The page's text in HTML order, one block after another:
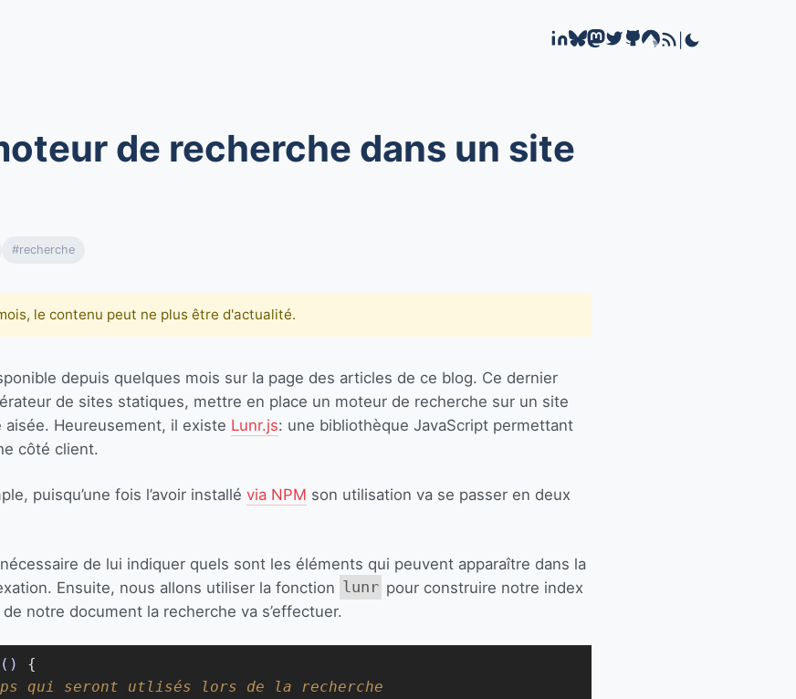
de recherche dans un site
#recherche
le contenu peut ne plus être d'actualité.
depuis quelques mois sur la page des articles de ce blog. Ce dernier
de sites statiques, mettre en place un moteur de recherche sur un site
aisée. Heureusement, il existe Lunr.js: une bibliothèque JavaScript permettant
côté client.
puisqu’une fois l’avoir installé via NPM son utilisation va se passer en deux
de lui indiquer quels sont les éléments qui peuvent apparaître dans la
Ensuite, nous allons utiliser la fonction lunr pour construire notre index
notre document la recherche va s’effectuer.
()
{
qui seront utlisés lors de la recherche